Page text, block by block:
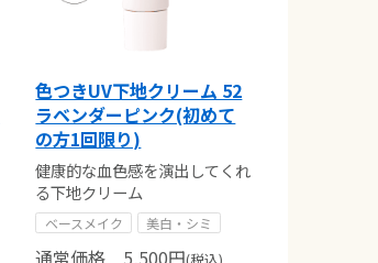
色つきUV下地クリーム 52
ラベンダーピンク(初めて
の方1回限り)
健康的な血色感を演出してくれ
る下地クリーム
ベースメイク 美白・シミ
通常価格 5,500円